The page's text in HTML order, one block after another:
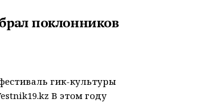
поклонников
гик-культуры
В этом году